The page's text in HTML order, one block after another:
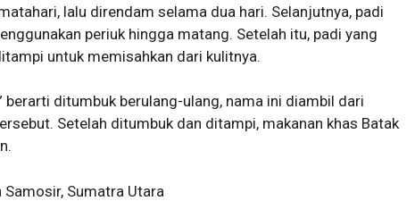
lalu direndam selama dua hari. Selanjutnya, padi
periuk hingga matang. Setelah itu, padi yang
untuk memisahkan dari kulitnya.
berarti ditumbuk berulang-ulang, nama ini diambil dari
Setelah ditumbuk dan ditampi, makanan khas Batak
Samosir, Sumatra Utara